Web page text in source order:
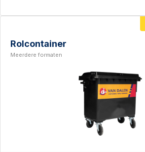
Rolcontainer
Meerdere formaten